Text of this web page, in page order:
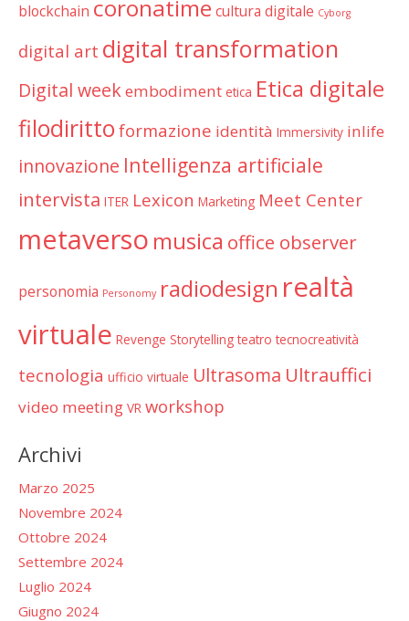
blockchain coronatime cultura digitale Cyborg
digital art digital transformation
Digital weekembodiment etica Etica digitale
filodiritto formazione identità Immersivity inlife
innovazione Intelligenza artificiale
intervista ITER Lexicon Marketing Meet Center
metaverso musica office observer
personomia Personomy radiodesign realtà
virtuale Revenge Storytelling teatro tecnocreatività
tecnologia ufficio virtuale Ultrasoma Ultrauffici
video meeting VR workshop
Archivi
Marzo 2025
Novembre 2024
Ottobre 2024
Settembre 2024
Luglio 2024
Giugno 2024